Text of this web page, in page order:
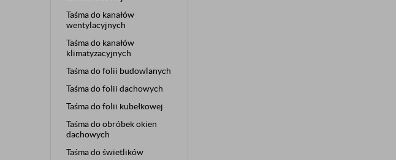
Taśma do kanałów
wentylacyjnych
Taśma do kanałów
klimatyzacyjnych
Taśma do folii budowlanych
Taśma do folii dachowych
Taśma do folii kubełkowej
Taśma do obróbek okien
dachowych
Taśma do świetlików